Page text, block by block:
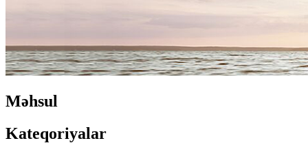
Məhsul
Kateqoriyalar